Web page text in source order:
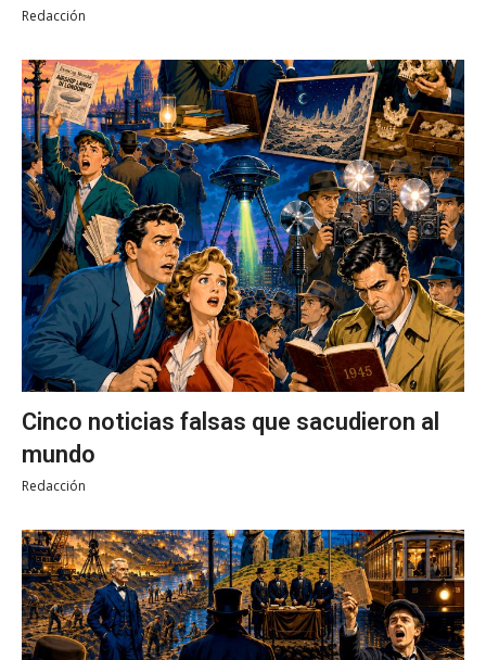
Redacción
Cinco noticias falsas que sacudieron al
mundo
Redacción